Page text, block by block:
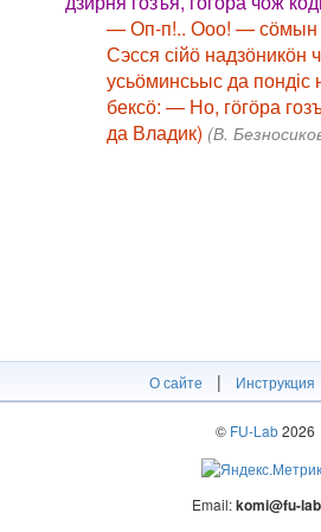
— Оп-п!.. Ооо! — сӧмын
Сэсся сійӧ надзӧникӧн
усьӧминсьыс да
бексӧ: — Но, гӧгӧра
да Владик) (В.
О сайте | Инструкция
© FU-Lab2026
Email:komi@fu-